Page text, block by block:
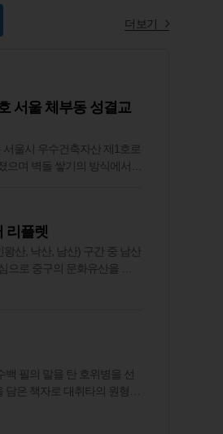
서울 체부동 성결교
울시 우수건축자산 제1호로
으며 벽돌 쌓기의 방식에서
부를 대폭 보수하였다. 예배
‘체부홀’로, 한옥 별채는 북
‘금오재’로 바뀌어 지역 주
하였다."
리플렛
산, 낙산, 남산) 구간 중 남산
으로 중구의 문화유산을 소
필의 말을 탄 호위병을 선
은 책자로 대취타의 원형을
더보기